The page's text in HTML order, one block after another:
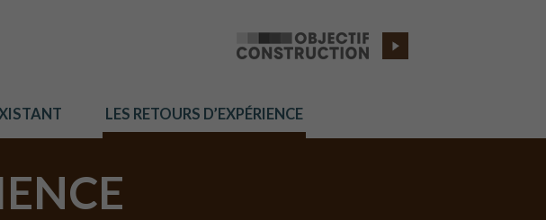
LES RETOURS D’EXPÉRIENCE